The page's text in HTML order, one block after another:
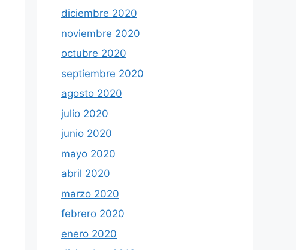
diciembre 2020
noviembre 2020
octubre 2020
septiembre 2020
agosto 2020
julio 2020
junio 2020
mayo 2020
abril 2020
marzo 2020
febrero 2020
enero 2020